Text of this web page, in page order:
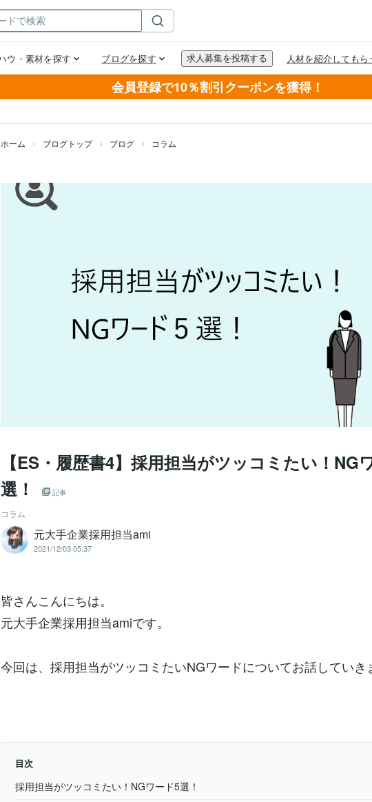
会員登録で10％割引クーポンを獲得！
ホーム ブログトップ ブログ コラム
【ES・履歴書4】採用担当がツッコミたい！NG
選！
記事
コラム
元大手企業採用担当ami
2021/12/03 05:37
皆さんこんにちは。
元大手企業採用担当amiです。
今回は、採用担当がツッコミたいNGワードについてお話していき
目次
採用担当がツッコミたい！NGワード5選！